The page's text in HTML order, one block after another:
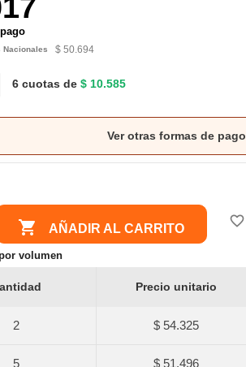
Nacionales $ 50.694
6 cuotas de $ 10.585
Ver otras formas de pago
 AÑADIR AL CARRITO favorite_border
volumen
Precio unitario
2 $ 54.325
5 $ 51.496